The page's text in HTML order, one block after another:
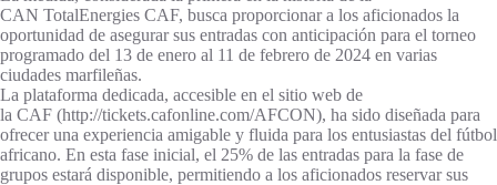
CAN TotalEnergies CAF, busca proporcionar a los aficionados la
oportunidad de asegurar sus entradas con anticipación para el torneo
programado del 13 de enero al 11 de febrero de 2024 en varias
ciudades marfileñas.
La plataforma dedicada, accesible en el sitio web de
la CAF (http://tickets.cafonline.com/AFCON), ha sido diseñada para
ofrecer una experiencia amigable y fluida para los entusiastas del fútbol
africano. En esta fase inicial, el 25% de las entradas para la fase de
grupos estará disponible, permitiendo a los aficionados reservar sus